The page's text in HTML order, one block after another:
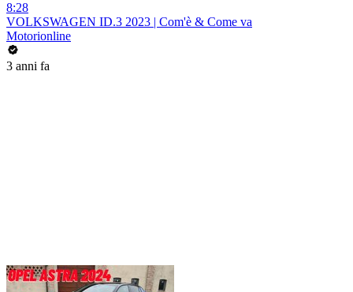
8:28
VOLKSWAGEN ID.3 2023 | Com'è & Come va
Motorionline
3 anni fa